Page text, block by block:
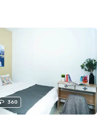
360